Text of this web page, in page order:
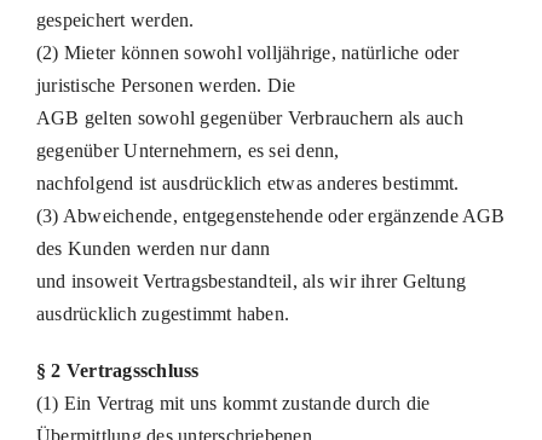
gespeichert werden.
(2) Mieter können sowohl volljährige, natürliche oder
juristische Personen werden. Die
AGB gelten sowohl gegenüber Verbrauchern als auch
gegenüber Unternehmern, es sei denn,
nachfolgend ist ausdrücklich etwas anderes bestimmt.
(3) Abweichende, entgegenstehende oder ergänzende AGB
des Kunden werden nur dann
und insoweit Vertragsbestandteil, als wir ihrer Geltung
ausdrücklich zugestimmt haben.
§ 2 Vertragsschluss
(1) Ein Vertrag mit uns kommt zustande durch die